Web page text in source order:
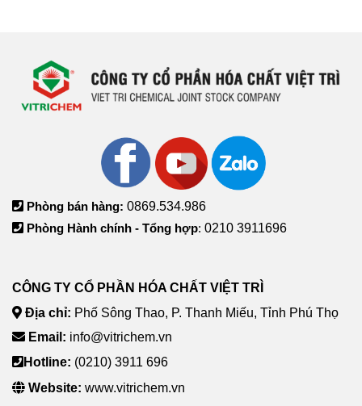
Phòng bán hàng: 0869.534.986
Phòng Hành chính - Tổng hợp: 0210 3911696
CÔNG TY CỔ PHẦN HÓA CHẤT VIỆT TRÌ
Địa chỉ: Phố Sông Thao, P. Thanh Miếu, Tỉnh Phú Thọ
Email: info@vitrichem.vn
Hotline: (0210) 3911 696
Website: www.vitrichem.vn